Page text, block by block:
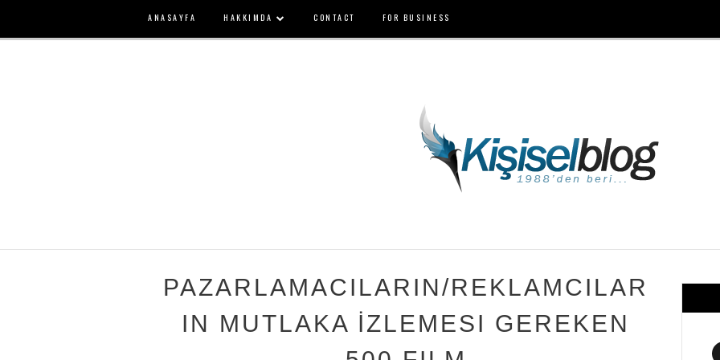
ANASAYFA HAKKIMDA CONTACT FOR BUSINESS
PAZARLAMACILARIN/REKLAMCILAR
IN MUTLAKA İZLEMESI GEREKEN